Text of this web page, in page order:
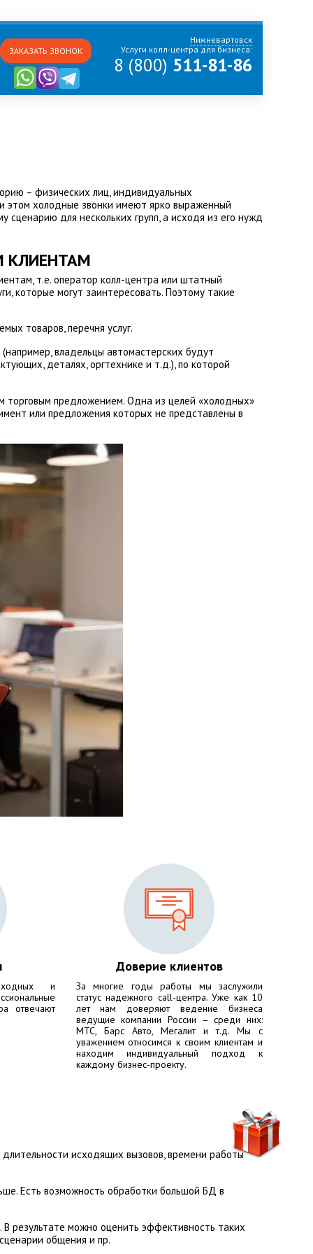
ЗАКАЗАТЬ ЗВОНОК
Нижневартовск
Услуги колл-центра для бизнеса:
8 (800) 511-81-86
– физических лиц, индивидуальных
этом холодные звонки имеют ярко выраженный
для нескольких групп, а исходя из его нужд
КЛИЕНТАМ
т.е. оператор колл-центра или штатный
которые могут заинтересовать. Поэтому такие
товаров, перечня услуг.
владельцы автомастерских будут
деталях, оргтехнике и т.д.), по которой
торговым предложением. Одна из целей «холодных»
или предложения которых не представлены в
и
отвечают
Доверие клиентов
За многие годы работы мы заслужили
статус надежного call-центра. Уже как 10
лет нам доверяют ведение бизнеса
ведущие компании России – среди них:
МТС, Барс Авто, Мегалити т.д. Мы с
уважением относимся к своим клиентам и
находим индивидуальный подход к
каждому бизнес-проекту.
исходящих вызовов, времени работы
Есть возможность обработки большой БД в
В результате можно оценить эффективность таких
общения и пр.